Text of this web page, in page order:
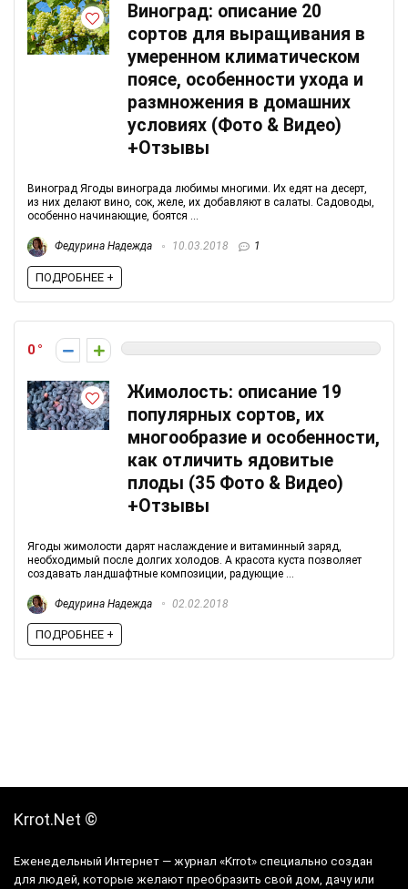
Виноград: описание 20
сортов для выращивания в
умеренном климатическом
поясе, особенности ухода и
размножения в домашних
условиях (Фото & Видео)
+Отзывы
Виноград Ягоды винограда любимы многими. Их едят на десерт,
из них делают вино, сок, желе, их добавляют в салаты. Садоводы,
особенно начинающие, боятся ...
Федурина Надежда 10.03.2018 1
ПОДРОБНЕЕ +
0
Жимолость: описание 19
популярных сортов, их
многообразие и особенности,
как отличить ядовитые
плоды (35 Фото & Видео)
+Отзывы
Ягоды жимолости дарят наслаждение и витаминный заряд,
необходимый после долгих холодов. А красота куста позволяет
создавать ландшафтные композиции, радующие ...
Федурина Надежда 02.02.2018
ПОДРОБНЕЕ +
Krrot.Net ©
Еженедельный Интернет — журнал «Krrot» специально создан
для людей, которые желают преобразить свой дом, дачу или